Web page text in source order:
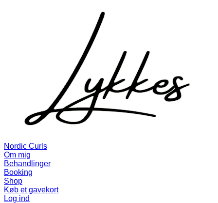
Nordic Curls
Om mig
Behandlinger
Booking
Shop
Køb et gavekort
Log ind